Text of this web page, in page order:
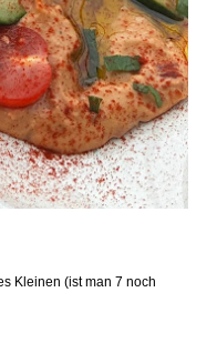
Kleinen (ist man 7 noch